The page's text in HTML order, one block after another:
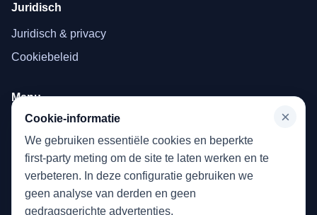
Juridisch
Juridisch & privacy
Cookiebeleid
Menu
Home
Tablets
Deze site neemt deel aan het Amazon EU-partnerprogramma en
×
Cookie-informatie
We gebruiken essentiële cookies en beperkte
first-party meting om de site te laten werken en te
verbeteren. In deze configuratie gebruiken we
geen analyse van derden en geen
gedragsgerichte advertenties.